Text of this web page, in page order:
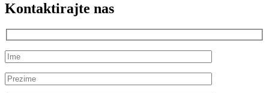
Kontaktirajte nas